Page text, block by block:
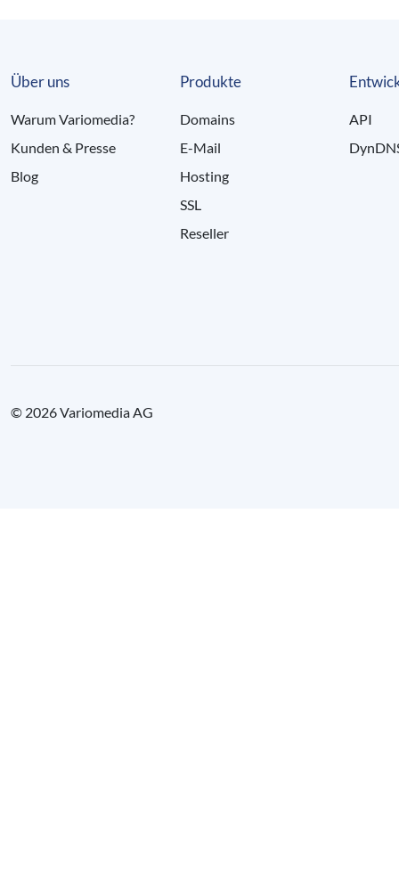
Über uns
Warum Variomedia?
Kunden & Presse
Blog
Produkte
Domains
E-Mail
Hosting
SSL
Reseller
API
© 2026 Variomedia AG